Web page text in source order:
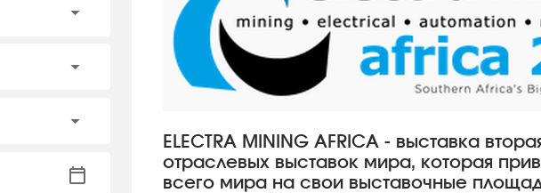
ELECTRA MINING AFRICA - выставка
отраслевых выставок мира, которая
всего мира на свои выставочные